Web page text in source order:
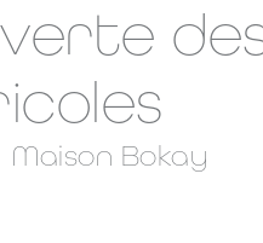
Maison Bokay